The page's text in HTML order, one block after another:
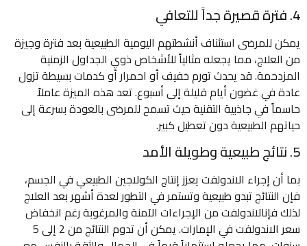
4. فترة قصيرة جداً للتعافي
يمكن للمرضى استئناف أنشطتهم اليومية الطبيعية بعد فترة وجيزة
من العلاج، مما يجعله مثالياً للأشخاص ذوي الجداول الزمنية
المزدحمة. قد يحدث تورم خفيف أو احمرار أو كدمات بسيطة تزول
عادة في غضون أيام قليلة إلى أسبوع. تعد هذه الميزة عاملاً
حاسماً في جاذبية التقنية حيث تسمح للمرضى بالعودة بسرعة إلى
حياتهم الطبيعية دون تعطيل كبير.
5. نتائج طبيعية وطويلة الأمد
بما أن إجراء الاندولفت يعزز إنتاج الكولاجين الطبيعي في الجسم،
فإن النتائج تبدو طبيعية وتستمر في التطور لعدة أشهر بعد العلاج
لذلك فإنالاندولفت من الإجراءات الآمنة والمرغوبة رغم انخفاض
سعر الاندولفت في الإمارات. يمكن أن تدوم النتائج من 2 إلى 5